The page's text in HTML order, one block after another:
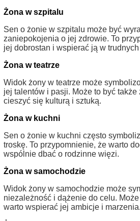
Żona w szpitalu
Sen o żonie w szpitalu może być
zaniepokojenia o jej zdrowie. To
jej dobrostan i wspierać ją w
Żona w teatrze
Widok żony w teatrze może
jej talentów i pasji. Może to być
cieszyć się kulturą i sztuką.
Żona w kuchni
Sen o żonie w kuchni często
troskę. To przypomnienie, że warto
wspólnie dbać o rodzinne więzi.
Żona w samochodzie
Widok żony w samochodzie może
niezależność i dążenie do celu.
warto wspierać jej ambicje i marzenia.